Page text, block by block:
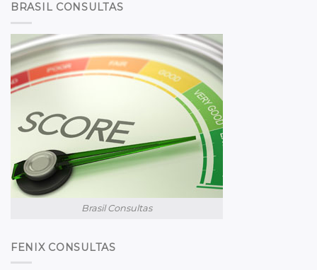
BRASIL CONSULTAS
Brasil Consultas
FENIX CONSULTAS